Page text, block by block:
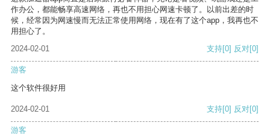
作办公，都能畅享高速网络，再也不用担心网速卡顿了。以前出差的时
候，经常因为网速慢而无法正常使用网络，现在有了这个app，我再也不
用担心了。
2024-02-01
支持[0] 反对[0]
游客
这个软件很好用
2024-02-01 支持[0] 反对[0]
游客